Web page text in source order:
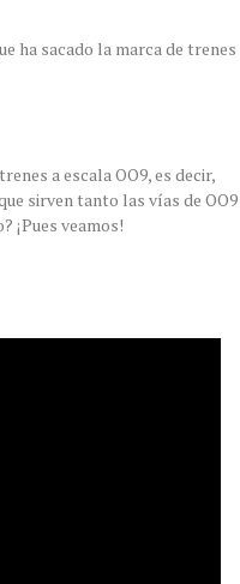
ha sacado la marca de trenes
a escala OO9, es decir,
sirven tanto las vías de OO9
¡Pues veamos!